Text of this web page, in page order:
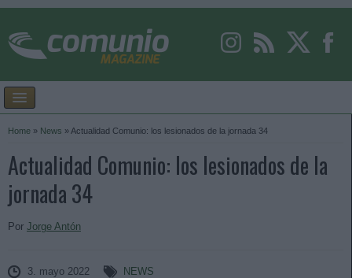
Home » News » Actualidad Comunio: los lesionados de la jornada 34
Actualidad Comunio: los lesionados de la
jornada 34
Por Jorge Antón
3. mayo 2022 NEWS